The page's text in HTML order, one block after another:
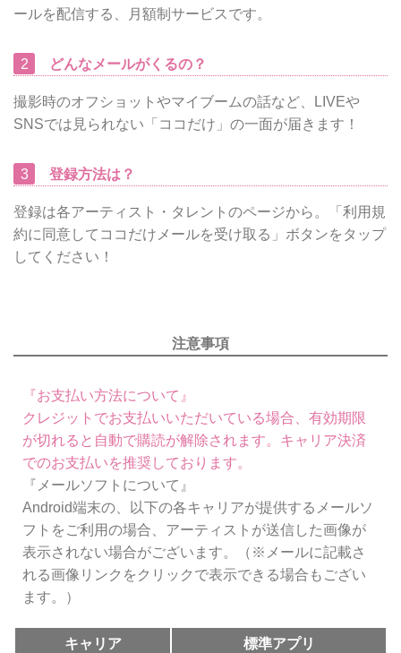
ールを配信する、月額制サービスです。
2 どんなメールがくるの？
撮影時のオフショットやマイブームの話など、LIVEや
SNSでは見られない「ココだけ」の一面が届きます！
3 登録方法は？
登録は各アーティスト・タレントのページから。「利用規
約に同意してココだけメールを受け取る」ボタンをタップ
してください！
注意事項
『お支払い方法について』
クレジットでお支払いいただいている場合、有効期限
が切れると自動で購読が解除されます。キャリア決済
でのお支払いを推奨しております。
『メールソフトについて』
Android端末の、以下の各キャリアが提供するメールソ
フトをご利用の場合、アーティストが送信した画像が
表示されない場合がございます。（※メールに記載さ
れる画像リンクをクリックで表示できる場合もござい
ます。）
キャリア 標準アプリ